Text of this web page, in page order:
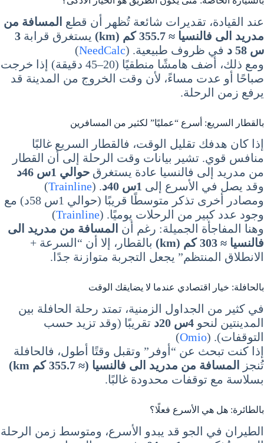
عند القيادة، تقديرات شائعة تُظهر أن قطع المسافة من
مدريد الى فالنسيا ≈ 355.7 كم (km)
يستغرق قرابة 3
س 58 د
في ظروف طبيعية. (NeedCalc
)
ومع ذلك، أضف هامشًا منطقيًا (20–45 دقيقة) إذا خرجت
صباحًا أو عدت مساءً، لأن وقت الخروج من المدينة قد
يرفع زمن الرحلة.
بالقطار السريع: أسرع “عمليًا” لكثير من المسافرين
إذا كان هدفك تقليل الوقت، فالقطار السريع غالبًا
منافس قوي. تشير بيانات وقت الرحلة إلى أن القطار
من مدريد إلى فالنسيا عادة يستغرق حوالي 1س 46د
وقد يصل في الأسرع إلى 1س 40د . (
Trainline
)
ومصادر أخرى تذكر متوسطًا قريبًا (حوالي 1س 58د) مع
وجود عدد كبير من الرحلات يوميًا. (Trainline
)
وهنا المفاجأة الجميلة: رغم أن المسافة من مدريد الى
فالنسيا ≈ 303 كم (km)
بالقطار، إلا أن “السرعة +
الانطلاق المنتظم” يجعل التجربة متوازنة جدًا.
بالحافلة: خيار اقتصادي عندما لا يضايقك الوقت
في كثير من الجداول الزمنية، تمتد رحلة الحافلة بين
المدينتين لنحو 4س 20د
تقريبًا (وقد تزيد حسب
التوقفات). (Omio
)
إذا كنت تبحث عن “أوفر” وتقبل وقتًا أطول، فالحافلة
تُنجز
المسافة من مدريد الى فالنسيا (≈ 355.7 كم km)
بسلاسة مع توقفات محدودة غالبًا.
بالطائرة: هل هي الأسرع فعلًا؟
الطيران في الجو قد يبدو الأسرع، ومتوسط زمن الرحلة